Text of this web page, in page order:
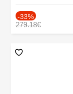
-33%
279.18€